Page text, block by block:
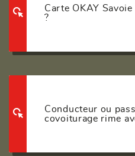
Carte OKAY
?
Conducteur ou
covoiturage rime